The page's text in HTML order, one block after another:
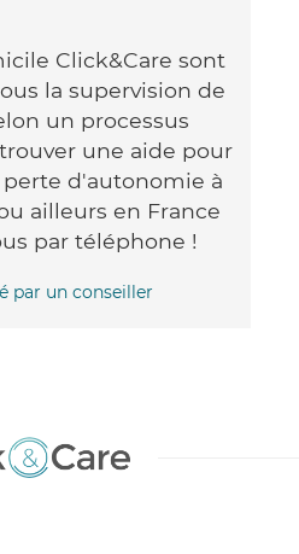
Click&Care sont
la supervision de
un processus
une aide pour
d'autonomie à
ailleurs en France
par téléphone !
par un conseiller